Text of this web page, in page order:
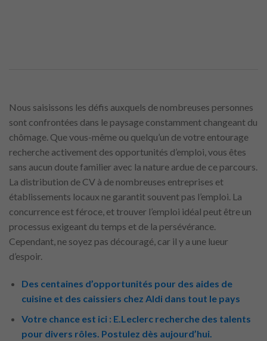
Nous saisissons les défis auxquels de nombreuses personnes
sont confrontées dans le paysage constamment changeant du
chômage. Que vous-même ou quelqu’un de votre entourage
recherche activement des opportunités d’emploi, vous êtes
sans aucun doute familier avec la nature ardue de ce parcours.
La distribution de CV à de nombreuses entreprises et
établissements locaux ne garantit souvent pas l’emploi. La
concurrence est féroce, et trouver l’emploi idéal peut être un
processus exigeant du temps et de la persévérance.
Cependant, ne soyez pas découragé, car il y a une lueur
d’espoir.
Des centaines d’opportunités pour des aides de
cuisine et des caissiers chez Aldi dans tout le pays
Votre chance est ici : E.Leclerc recherche des talents
pour divers rôles. Postulez dès aujourd’hui.